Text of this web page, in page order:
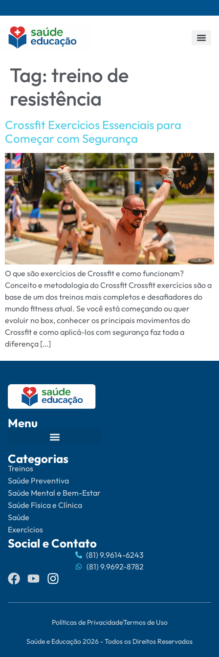
Tag: treino de
resistência
Crossfit Exercícios Essenciais para
Começar com Segurança
O que são exercícios de Crossfit e como funcionam?
Conceito e metodologia do Crossfit Crossfit exercícios são a
base de um dos treinos mais completos e desafiadores do
mundo fitness atual. Se você está começando ou quer
evoluir no box, conhecer os principais movimentos do
Crossfit e como aplicá-los com segurança faz toda a
diferença […]
Menu
Categorias
Treinos
Saúde Preventiva
Saúde Mental e Bem-Estar
Saúde Física e Clínica
Saúde
Exercícios
Social e Contato
(81) 9.9614-6243
(81) 9.9692-8782
Políticas de PrivacidadeTermos de Uso
Saúde e Educação 2026 - Todos os Direitos Reservados